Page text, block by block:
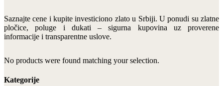
Saznajte cene i kupite investiciono zlato u Srbiji. U ponudi su zlatne
pločice, poluge i dukati – sigurna kupovina uz proverene
informacije i transparentne uslove.
No products were found matching your selection.
Kategorije